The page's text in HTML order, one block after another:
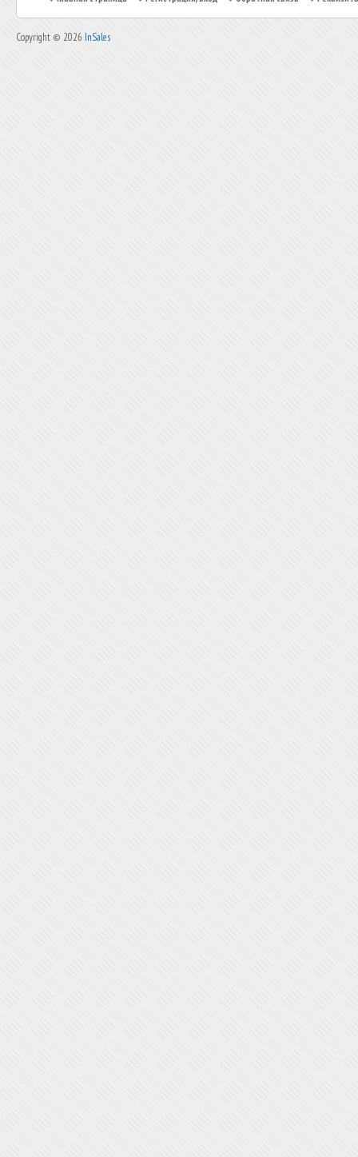
Copyright © 2026 InSales